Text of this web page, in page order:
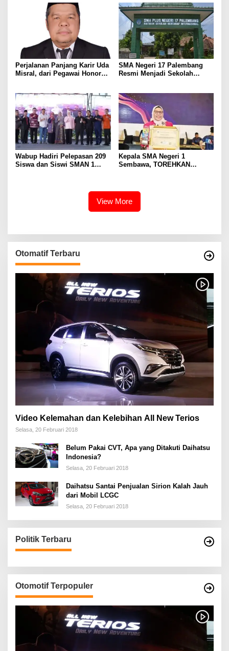
Perjalanan Panjang Karir Uda
Misral, dari Pegawai Honorer
Eselon III
SMA Negeri 17 Palembang
Resmi Menjadi Sekolah
Wabup Hadiri Pelepasan 209
Siswa dan Siswi SMAN 1
Kepala SMA Negeri 1
Sembawa, TOREHKAN
View More
Otomatif Terbaru
Video Kelemahan dan Kelebihan All New Terios
Selasa, 20 Februari 2018
Belum Pakai CVT, Apa yang Ditakuti Daihatsu
Indonesia?
Selasa, 20 Februari 2018
Daihatsu Santai Penjualan Sirion Kalah Jauh
dari Mobil LCGC
Selasa, 20 Februari 2018
Politik Terbaru
Otomotif Terpopuler